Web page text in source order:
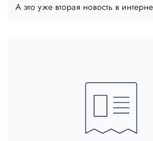
А это уже вторая новость в